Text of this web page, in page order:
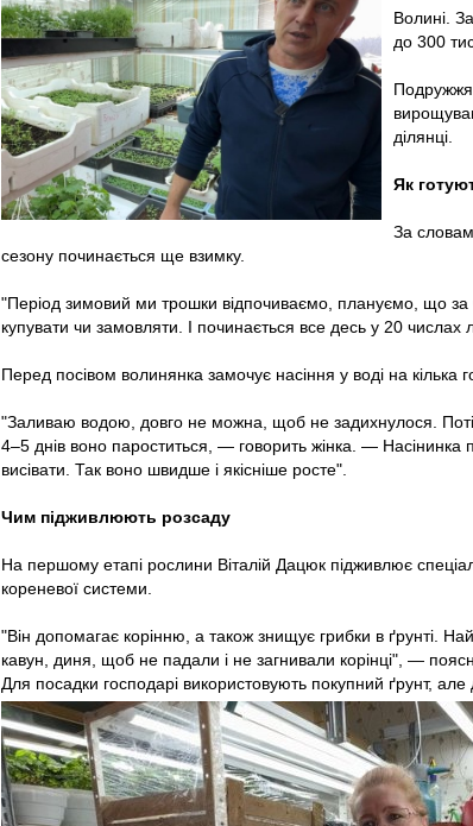
Волині.
до 300
Подружжя
ділянці.
Як
За
сезону починається ще взимку.
"Період зимовий ми трошки відпочиваємо, плануємо, що
купувати чи замовляти. І починається все десь у 20
Перед посівом волинянка замочує насіння у воді на кілька
"Заливаю водою, довго не можна, щоб не задихнулося.
4–5 днів воно пароститься, — говорить жінка. — Насінинка
висівати. Так воно швидше і якісніше росте".
Чим підживлюють розсаду
На першому етапі рослини Віталій Дацюк підживлює
кореневої системи.
"Він допомагає корінню, а також знищує грибки в ґрунті.
кавун, диня, щоб не падали і не загнивали корінці", —
Для посадки господарі використовують покупний ґрунт, але